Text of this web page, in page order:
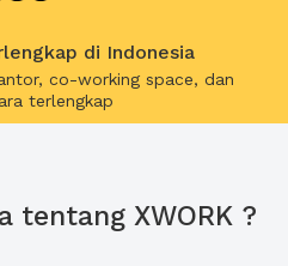
di Indonesia
co-working space, dan
terlengkap
tentang XWORK ?